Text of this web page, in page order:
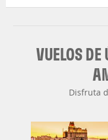
VUELOS
Disfruta